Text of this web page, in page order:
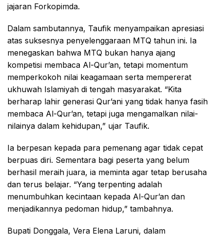
jajaran Forkopimda.
Dalam sambutannya, Taufik menyampaikan apresiasi
atas suksesnya penyelenggaraan MTQ tahun ini. Ia
menegaskan bahwa MTQ bukan hanya ajang
kompetisi membaca Al-Qur’an, tetapi momentum
memperkokoh nilai keagamaan serta mempererat
ukhuwah Islamiyah di tengah masyarakat. “Kita
berharap lahir generasi Qur’ani yang tidak hanya fasih
membaca Al-Qur’an, tetapi juga mengamalkan nilai-
nilainya dalam kehidupan,” ujar Taufik.
Ia berpesan kepada para pemenang agar tidak cepat
berpuas diri. Sementara bagi peserta yang belum
berhasil meraih juara, ia meminta agar tetap berusaha
dan terus belajar. “Yang terpenting adalah
menumbuhkan kecintaan kepada Al-Qur’an dan
menjadikannya pedoman hidup,” tambahnya.
Bupati Donggala, Vera Elena Laruni, dalam